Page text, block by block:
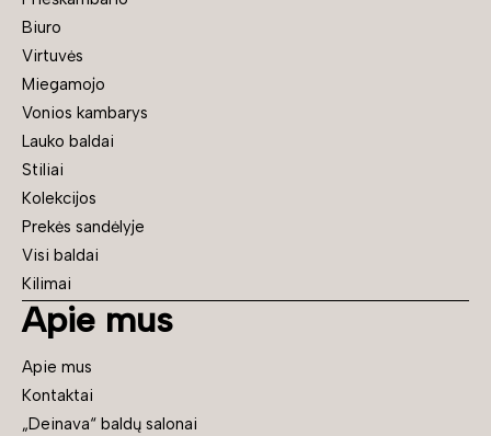
Biuro
Virtuvės
Miegamojo
Vonios kambarys
Lauko baldai
Stiliai
Kolekcijos
Prekės sandėlyje
Visi baldai
Kilimai
Apie mus
Apie mus
Kontaktai
„Deinava“ baldų salonai